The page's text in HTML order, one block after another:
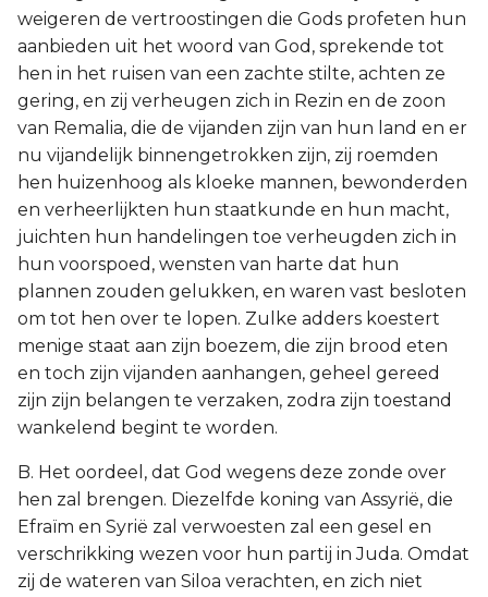
weigeren de vertroostingen die Gods profeten hun
aanbieden uit het woord van God, sprekende tot
hen in het ruisen van een zachte stilte, achten ze
gering, en zij verheugen zich in Rezin en de zoon
van Remalia, die de vijanden zijn van hun land en er
nu vijandelijk binnengetrokken zijn, zij roemden
hen huizenhoog als kloeke mannen, bewonderden
en verheerlijkten hun staatkunde en hun macht,
juichten hun handelingen toe verheugden zich in
hun voorspoed, wensten van harte dat hun
plannen zouden gelukken, en waren vast besloten
om tot hen over te lopen. Zulke adders koestert
menige staat aan zijn boezem, die zijn brood eten
en toch zijn vijanden aanhangen, geheel gereed
zijn zijn belangen te verzaken, zodra zijn toestand
wankelend begint te worden.
B. Het oordeel, dat God wegens deze zonde over
hen zal brengen. Diezelfde koning van Assyrië, die
Efraïm en Syrië zal verwoesten zal een gesel en
verschrikking wezen voor hun partij in Juda. Omdat
zij de wateren van Siloa verachten, en zich niet